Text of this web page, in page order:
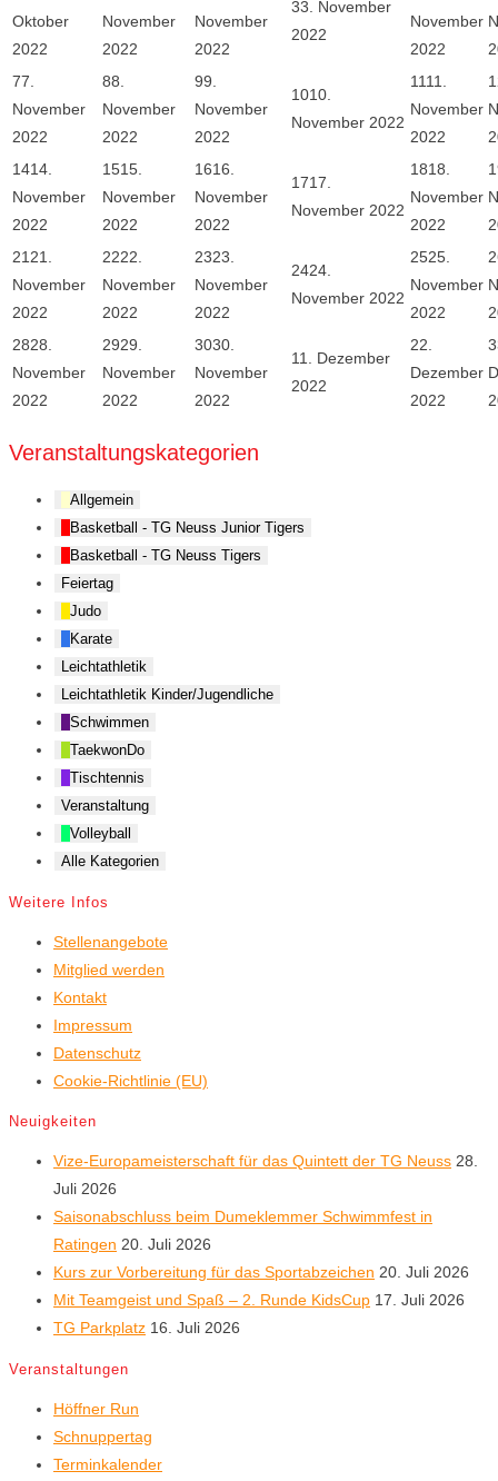
Oktober
2022
November
2022
November
2022
33. November
2022
November
2022
77.
November
2022
88.
November
2022
99.
November
2022
1010.
November 2022
1111.
November
2022
1414.
November
2022
1515.
November
2022
1616.
November
2022
1717.
November 2022
1818.
November
2022
21 21.
November
2022
2222.
November
2022
2323.
November
2022
2424.
November 2022
2525.
November
2022
2828.
November
2022
2929.
November
2022
3030.
November
2022
11. Dezember
2022
22.
Dezember
2022
3
Veranstaltungskategorien
Allgemein
Basketball - TG Neuss Junior Tigers
Basketball - TG Neuss Tigers
Feiertag
Judo
Karate
Leichtathletik
Leichtathletik Kinder/Jugendliche
Schwimmen
TaekwonDo
Tischtennis
Veranstaltung
Volleyball
Alle Kategorien
Weitere Infos
Stellenangebote
Mitglied werden
Kontakt
Impressum
Datenschutz
Cookie-Richtlinie (EU)
Neuigkeiten
Vize-Europameisterschaft für das Quintett der TG Neuss 28.
Juli 2026
Saisonabschluss beim Dumeklemmer Schwimmfest in
Ratingen 20. Juli 2026
Kurs zur Vorbereitung für das Sportabzeichen 20. Juli 2026
Mit Teamgeist und Spaß – 2. Runde KidsCup 17. Juli 2026
TG Parkplatz 16. Juli 2026
Veranstaltungen
Höffner Run
Schnuppertag
Terminkalender